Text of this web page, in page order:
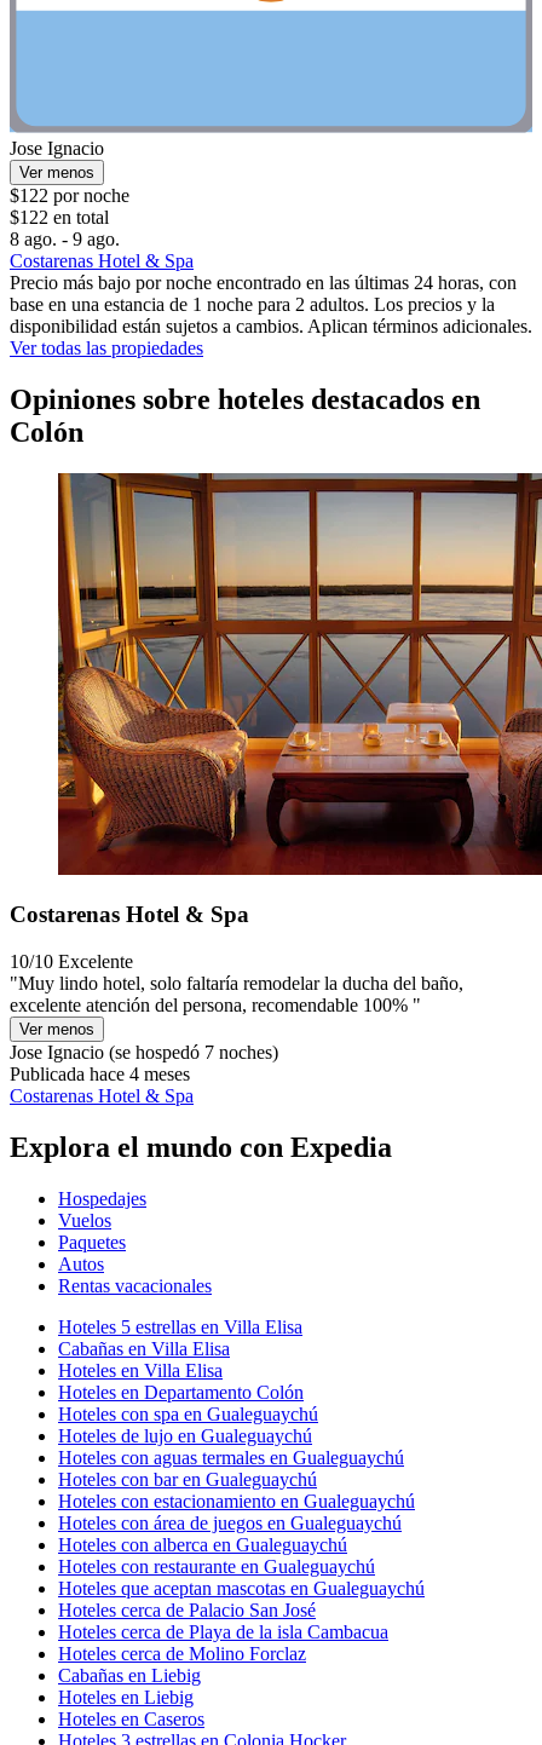
Jose Ignacio
Ver menos
$122 por noche
$122 en total
8 ago. - 9 ago.
Costarenas Hotel & Spa
Precio más bajo por noche encontrado en las últimas 24 horas, con
base en una estancia de 1 noche para 2 adultos. Los precios y la
disponibilidad están sujetos a cambios. Aplican términos adicionales.
Ver todas las propiedades
Opiniones sobre hoteles destacados en
Colón
Costarenas Hotel & Spa
10/10 Excelente
"Muy lindo hotel, solo faltaría remodelar la ducha del baño,
excelente atención del persona, recomendable 100% "
Ver menos
Jose Ignacio (se hospedó 7 noches)
Publicada hace 4 meses
Costarenas Hotel & Spa
Explora el mundo con Expedia
Hospedajes
Vuelos
Paquetes
Autos
Rentas vacacionales
Hoteles 5 estrellas en Villa Elisa
Cabañas en Villa Elisa
Hoteles en Villa Elisa
Hoteles en Departamento Colón
Hoteles con spa en Gualeguaychú
Hoteles de lujo en Gualeguaychú
Hoteles con aguas termales en Gualeguaychú
Hoteles con bar en Gualeguaychú
Hoteles con estacionamiento en Gualeguaychú
Hoteles con área de juegos en Gualeguaychú
Hoteles con alberca en Gualeguaychú
Hoteles con restaurante en Gualeguaychú
Hoteles que aceptan mascotas en Gualeguaychú
Hoteles cerca de Palacio San José
Hoteles cerca de Playa de la isla Cambacua
Hoteles cerca de Molino Forclaz
Cabañas en Liebig
Hoteles en Liebig
Hoteles en Caseros
Hoteles 3 estrellas en Colonia Hocker